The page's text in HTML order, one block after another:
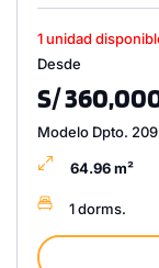
1 unidad
Desde
S/
Modelo Dpto. 209
64.96 m²
1 dorms.